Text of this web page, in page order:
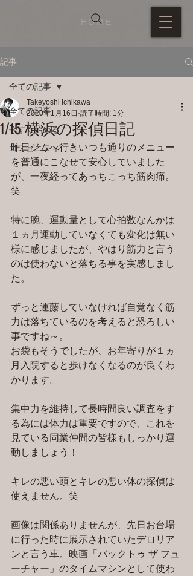
HOME
記事
全ての記事
今すぐ始める
コミュニティ
全ての記事
1/15 横浜の探偵日記
Takeyoshi Ichikawa
2020年1月16日 読了時間: 1分
昨日ジムへ行きいつも通りのメニュー
を普通にこなせて安心していました
が、一夜経ってあっちこっち筋肉痛。
笑
特に腕、運動量として心拍数なんかは
１ヵ月運動していなくても変化は無い
様に感じましたが、やはり筋力と言う
のは使わないと落ちる事を実感しまし
た。
ずっと運藤していなければ自覚なく筋
力は落ちているのを考えると恐ろしい
事ですね～。
お袋もそうでしたが、お年寄りが１ヵ
月入院すると歩けなくなるのが良くわ
かります。
集中力を維持して長時間良い調査をす
る為には体力は重要ですので、これを
見ている同業仲間の皆様もしっかり運
動しましょう！
キレの悪い頭とキレの悪い体の探偵は
使えません。笑
画像は関係ありませんが、先日お台場
に行った時に展示されていたデロリア
ンと言う車。映画「バックトゥ ザ フュ
ーチャー」のタイムマシンとして使わ